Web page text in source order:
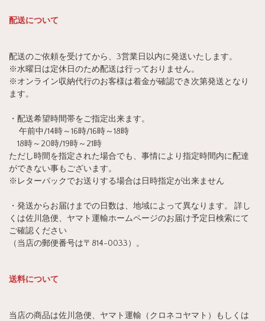
配送について
配送のご依頼を受けてから、3営業日以内に発送いたします。
※水曜日は定休日のため配送は行っておりません。
※オンライン収納代行のお客様は着金が確認でき次第発送となり
ます。
・配送希望時間帯をご指定出来ます。
午前中/14時～16時/16時～18時
18時～20時/19時～21時
ただし時間を指定された場合でも、事情により指定時間内に配達
ができない事もございます。
※レターパックでお送りする場合は日時指定が出来ません
・発送からお届けまでの日数は、地域によって異なります。 詳し
くは佐川急便、ヤマト運輸ホームページのお届け予定日検索にて
ご確認ください
（当店の郵便番号は〒814-0033）。
送料について
当店の商品は佐川急便、ヤマト運輸（クロネコヤマト）もしくは